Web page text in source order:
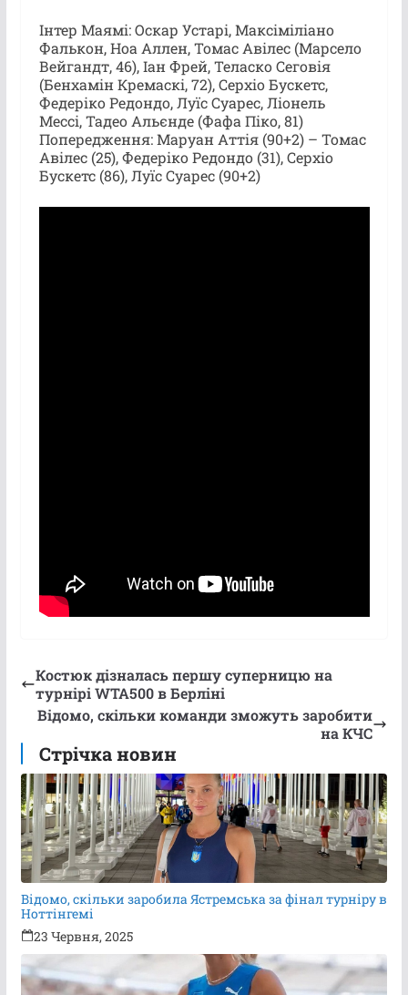
Інтер Маямі: Оскар Устарі, Максіміліано
Фалькон, Ноа Аллен, Томас Авілес (Марсело
Вейгандт, 46), Іан Фрей, Теласко Сеговія
(Бенхамін Кремаскі, 72), Серхiо Бускетс,
Федеріко Редондо, Луїс Суарес, Лiонель
Мессi, Тадео Альєнде (Фафа Піко, 81)
Попередження: Маруан Аттія (90+2) – Томас
Авілес (25), Федеріко Редондо (31), Серхiо
Бускетс (86), Луїс Суарес (90+2)
Костюк дізналась першу суперницю на
турнірі WTA500 в Берліні
Відомо, скільки команди зможуть заробити
на КЧС
Стрічка новин
Відомо, скільки заробила Ястремська за фінал турніру в
Ноттінгемі
23 Червня, 2025